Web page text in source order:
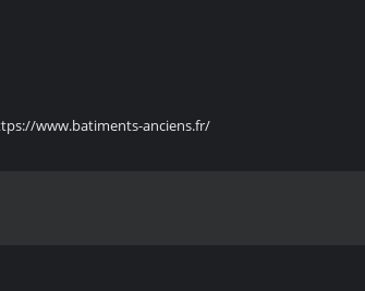
www.batiments-anciens.fr/